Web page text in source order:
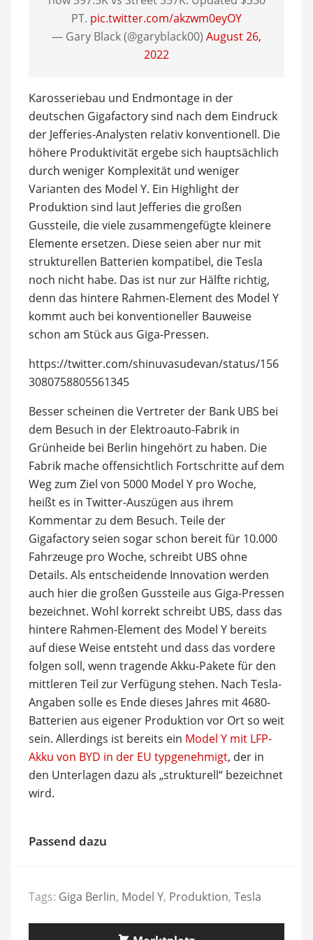
PT. pic.twitter.com/akzwm0eyOY
— Gary Black (@garyblack00) August 26,
2022
Karosseriebau und Endmontage in der
deutschen Gigafactory sind nach dem Eindruck
der Jefferies-Analysten relativ konventionell. Die
höhere Produktivität ergebe sich hauptsächlich
durch weniger Komplexität und weniger
Varianten des Model Y. Ein Highlight der
Produktion sind laut Jefferies die großen
Gussteile, die viele zusammengefügte kleinere
Elemente ersetzen. Diese seien aber nur mit
strukturellen Batterien kompatibel, die Tesla
noch nicht habe. Das ist nur zur Hälfte richtig,
denn das hintere Rahmen-Element des Model Y
kommt auch bei konventioneller Bauweise
schon am Stück aus Giga-Pressen.
https://twitter.com/shinuvasudevan/status/156
3080758805561345
Besser scheinen die Vertreter der Bank UBS bei
dem Besuch in der Elektroauto-Fabrik in
Grünheide bei Berlin hingehört zu haben. Die
Fabrik mache offensichtlich Fortschritte auf dem
Weg zum Ziel von 5000 Model Y pro Woche,
heißt es in Twitter-Auszügen aus ihrem
Kommentar zu dem Besuch. Teile der
Gigafactory seien sogar schon bereit für 10.000
Fahrzeuge pro Woche, schreibt UBS ohne
Details. Als entscheidende Innovation werden
auch hier die großen Gussteile aus Giga-Pressen
bezeichnet. Wohl korrekt schreibt UBS, dass das
hintere Rahmen-Element des Model Y bereits
auf diese Weise entsteht und dass das vordere
folgen soll, wenn tragende Akku-Pakete für den
mittleren Teil zur Verfügung stehen. Nach Tesla-
Angaben solle es Ende dieses Jahres mit 4680-
Batterien aus eigener Produktion vor Ort so weit
sein. Allerdings ist bereits ein Model Y mit LFP-
Akku von BYD in der EU typgenehmigt, der in
den Unterlagen dazu als „strukturell“ bezeichnet
wird.
Passend dazu
Tags: Giga Berlin, Model Y, Produktion, Tesla